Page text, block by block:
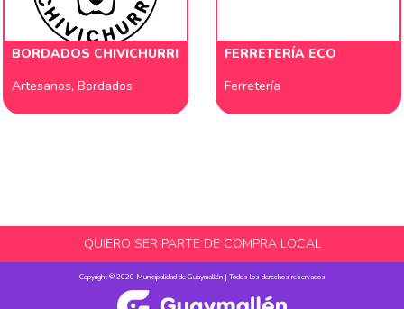
BORDADOS CHIVICHURRI
Artesanos, Bordados
FERRETERÍA ECO
Ferretería
QUIERO SER PARTE DE COMPRA LOCAL
Copyright © 2020 Municipalidad de Guaymallén | Todos los derechos reservados